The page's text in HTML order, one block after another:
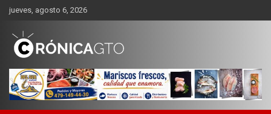
Saltar
contenido
jueves, agosto 6, 2026
CRONICA GUANAJUATO